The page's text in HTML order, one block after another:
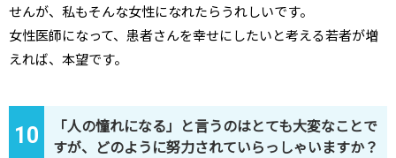
せんが、私もそんな女性になれたらうれしいです。
女性医師になって、患者さんを幸せにしたいと考える若者が増
えれば、本望です。
10
「人の憧れになる」と言うのはとても大変なことで
すが、どのように努力されていらっしゃいますか？